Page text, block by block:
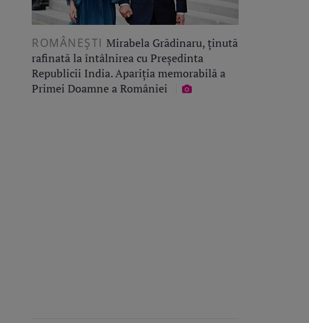
ROMÂNEŞTI Mirabela Grădinaru, ținută
rafinată la întâlnirea cu Președinta
Republicii India. Apariția memorabilă a
Primei Doamne a României